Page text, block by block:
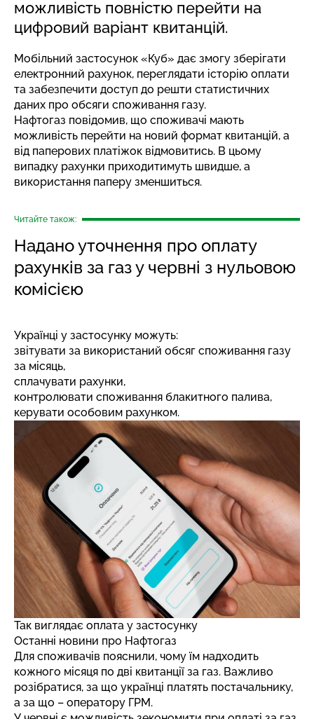
можливість повністю перейти на
цифровий варіант квитанцій.
Мобільний застосунок «Куб» дає змогу зберігати
електронний рахунок, переглядати історію оплати
та забезпечити доступ до решти статистичних
даних про обсяги споживання газу.
Нафтогаз повідомив, що споживачі мають
можливість перейти на новий формат квитанцій, а
від паперових платіжок відмовитись. В цьому
випадку рахунки приходитимуть швидше, а
використання паперу зменшиться.
Читайте також:
Надано уточнення про оплату
рахунків за газ у червні з нульовою
комісією
Українці у застосунку можуть:
звітувати за використаний обсяг споживання газу
за місяць,
сплачувати рахунки,
контролювати споживання блакитного палива,
керувати особовим рахунком.
Так виглядає оплата у застосунку
Останні новини про Нафтогаз
Для споживачів пояснили, чому їм надходить
кожного місяця по дві квитанції за газ. Важливо
розібратися, за що українці платять постачальнику,
а за що – оператору ГРМ.